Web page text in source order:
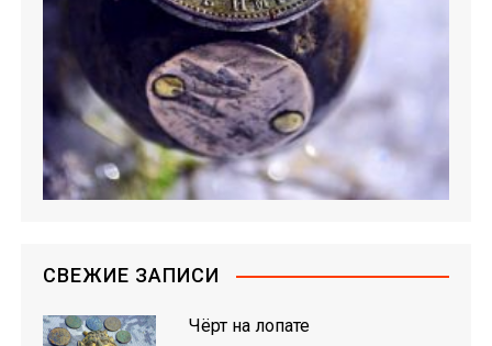
м
СВЕЖИЕ ЗАПИСИ
Чёрт на лопате